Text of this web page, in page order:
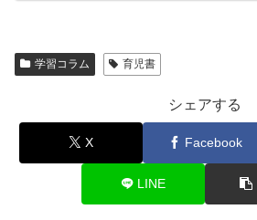
学習コラム 育児書
シェアする
X Facebook
LINE